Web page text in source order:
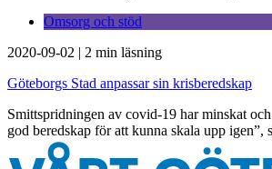
Omsorg och stöd
2020-09-02 | 2 min läsning
Göteborgs Stad anpassar sin krisberedskap
Smittspridningen av covid-19 har minskat
god beredskap för att kunna skala upp igen”,